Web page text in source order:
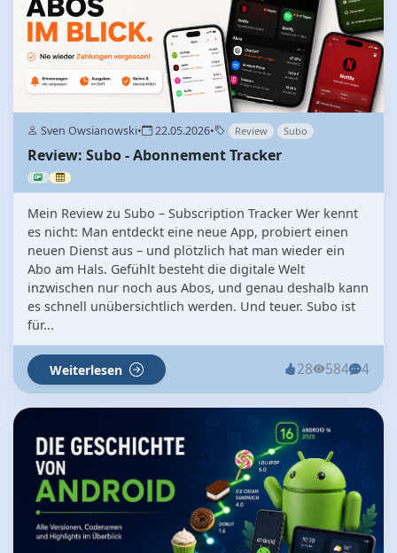
Sven Owsianowski• 22.05.2026• Review Subo
Review: Subo - Abonnement Tracker
Mein Review zu Subo – Subscription Tracker Wer kennt
es nicht: Man entdeckt eine neue App, probiert einen
neuen Dienst aus – und plötzlich hat man wieder ein
Abo am Hals. Gefühlt besteht die digitale Welt
inzwischen nur noch aus Abos, und genau deshalb kann
es schnell unübersichtlich werden. Und teuer. Subo ist
für...
Weiterlesen 28 584 4